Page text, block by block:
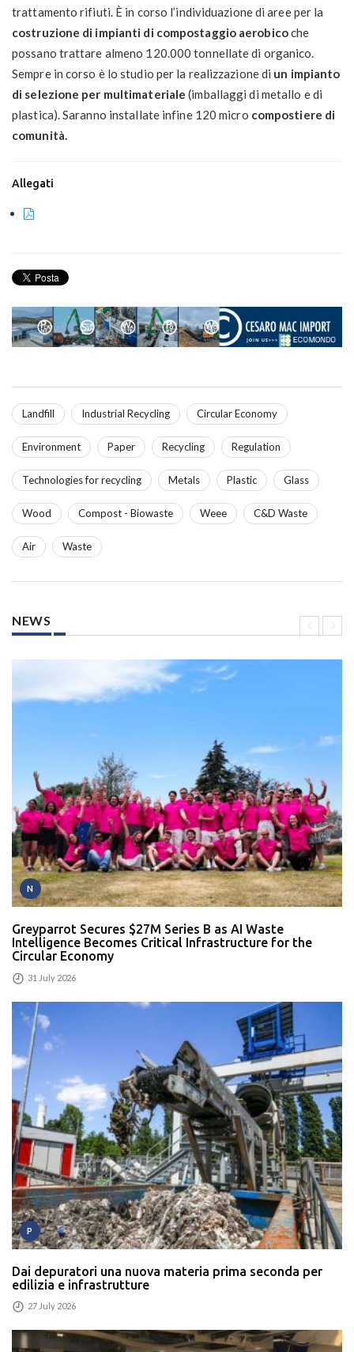
trattamento rifiuti. È in corso l’individuazione di aree per la
costruzione di impianti di compostaggio aerobicoche
possano trattare almeno 120.000 tonnellate di organico.
Sempre in corso è lo studio per la realizzazione di un impianto
di selezione per multimateriale (imballaggi di metallo e di
plastica). Saranno installate infine 120 micro compostiere di
comunità.
Allegati
Landfill Industrial Recycling Circular Economy
Environment Paper Recycling Regulation
Technologies for recycling Metals Plastic Glass
Wood Compost - Biowaste Weee C&D Waste
Air Waste
NEWS
N
Greyparrot Secures $27M Series B as AI Waste
Intelligence Becomes Critical Infrastructure for the
Circular Economy
31 July 2026
P
Dai depuratori una nuova materia prima seconda per
edilizia e infrastrutture
27 July 2026